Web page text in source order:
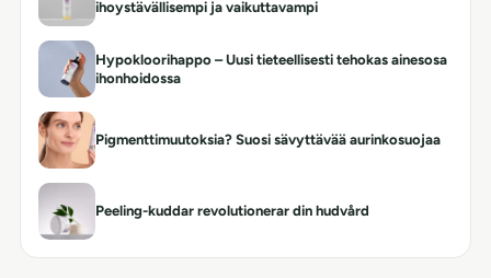
ihoystävällisempi ja vaikuttavampi
Hypokloorihappo – Uusi tieteellisesti tehokas ainesosa
ihonhoidossa
Pigmenttimuutoksia? Suosi sävyttävää aurinkosuojaa
Peeling-kuddar revolutionerar din hudvård